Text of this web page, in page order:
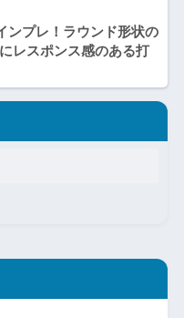
ンプレ！ラウンド形状の
レスポンス感のある打